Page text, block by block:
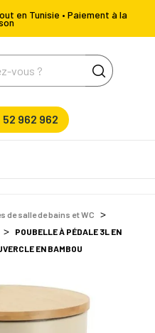
en Tunisie • Paiement à la
52 962 962
de salle de bains et WC
POUBELLE À PÉDALE 3L EN
EN BAMBOU